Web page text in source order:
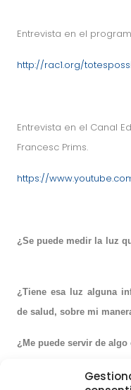
Entrevista en el
http://rac1.org/
Entrevista en el Canal
Francesc Prims.
https://
¿Se puede
¿Tiene esa luz alguna
de salud, sobre mi
¿Me puede servir de
La respuesta es SI. En el